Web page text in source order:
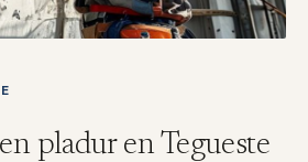
pladur en Tegueste